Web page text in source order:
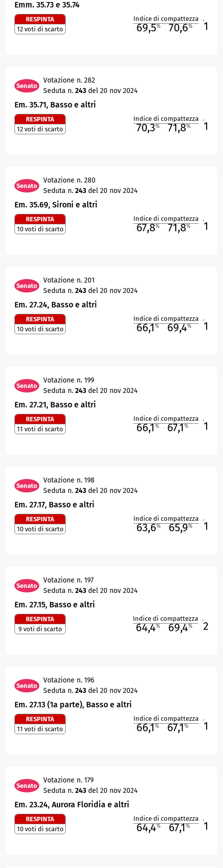
Emm. 35.73 e 35.74
RESPINTA
12 voti di scarto
Indice di compattezza
69,5% 70,6% 1
Senato
Votazione n. 282
Seduta n. 243 del 20 nov 2024
Em. 35.71, Basso e altri
RESPINTA
12 voti di scarto
Indice di compattezza
70,3% 71,8% 1
Senato
Votazione n. 280
Seduta n. 243 del 20 nov 2024
Em. 35.69, Sironi e altri
RESPINTA
10 voti di scarto
Indice di compattezza
67,8% 71,8% 1
Senato
Votazione n. 201
Seduta n. 243 del 20 nov 2024
Em. 27.24, Basso e altri
RESPINTA
10 voti di scarto
Indice di compattezza
66,1% 69,4% 1
Senato
Votazione n. 199
Seduta n. 243 del 20 nov 2024
Em. 27.21, Basso e altri
RESPINTA
11 voti di scarto
Indice di compattezza
66,1% 67,1% 1
Senato
Votazione n. 198
Seduta n. 243 del 20 nov 2024
Em. 27.17, Basso e altri
RESPINTA
10 voti di scarto
Indice di compattezza
63,6% 65,9% 1
Senato
Votazione n. 197
Seduta n. 243 del 20 nov 2024
Em. 27.15, Basso e altri
RESPINTA
9 voti di scarto
Indice di compattezza
64,4% 69,4% 2
Senato
Votazione n. 196
Seduta n. 243 del 20 nov 2024
Em. 27.13 (1a parte), Basso e altri
RESPINTA
11 voti di scarto
Indice di compattezza
66,1% 67,1% 1
Senato
Votazione n. 179
Seduta n. 243 del 20 nov 2024
Em. 23.24, Aurora Floridia e altri
RESPINTA
10 voti di scarto
Indice di compattezza
64,4% 67,1% 1